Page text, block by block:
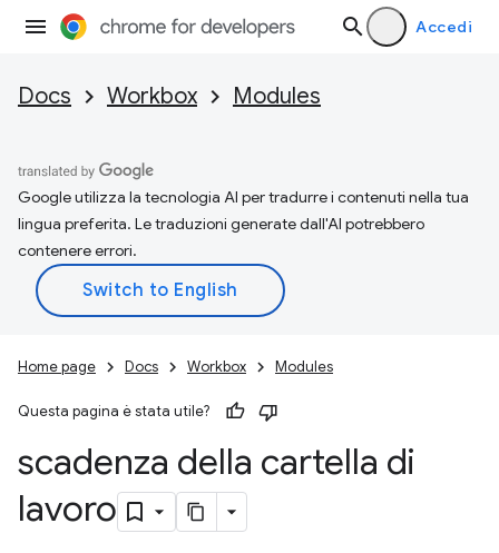
Accedi
Docs Workbox Modules
Google utilizza la tecnologia AI per tradurre i contenuti nella tua
lingua preferita. Le traduzioni generate dall'AI potrebbero
contenere errori.
Home page Docs Workbox Modules
Questa pagina è stata utile?
scadenza della cartella di
lavoro